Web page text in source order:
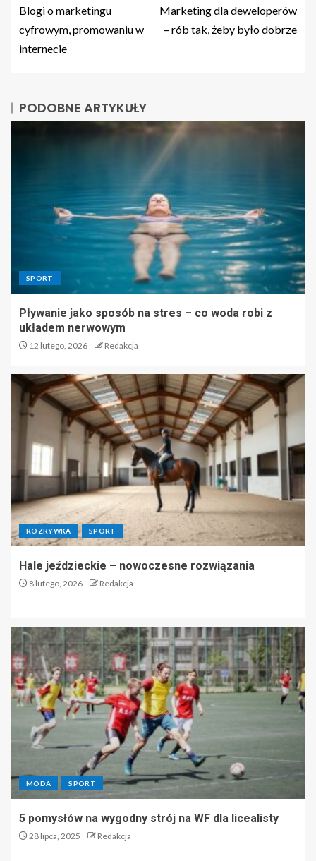
Blogi o marketingu
cyfrowym, promowaniu w
internecie
Marketing dla deweloperów
– rób tak, żeby było dobrze
PODOBNE ARTYKUŁY
SPORT
Pływanie jako sposób na stres – co woda robi z
układem nerwowym
12 lutego, 2026 Redakcja
ROZRYWKA SPORT
Hale jeździeckie – nowoczesne rozwiązania
8 lutego, 2026 Redakcja
MODA SPORT
5 pomysłów na wygodny strój na WF dla licealisty
28 lipca, 2025 Redakcja